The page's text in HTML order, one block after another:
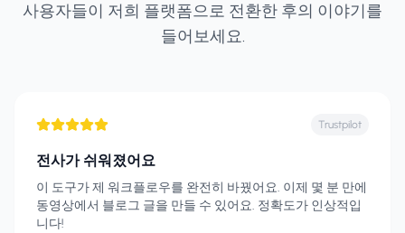
사용자들이 저희 플랫폼으로 전환한 후의 이야기를
들어보세요.
Trustpilot
전사가 쉬워졌어요
이 도구가 제 워크플로우를 완전히 바꿨어요. 이제 몇 분 만에
동영상에서 블로그 글을 만들 수 있어요. 정확도가 인상적입
니다!